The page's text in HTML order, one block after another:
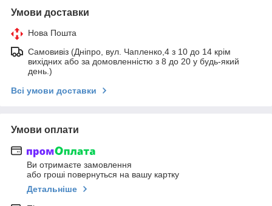
Умови доставки
Нова Пошта
Самовивіз (Дніпро, вул. Чапленко,4 з 10 до 14 крім
вихідних або за домовленністю з 8 до 20 у будь-який
день.)
Всі умови доставки
Умови оплати
Ви отримаєте замовлення
або гроші повернуться на вашу картку
Детальніше